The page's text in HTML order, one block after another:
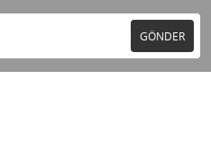
GÖNDER